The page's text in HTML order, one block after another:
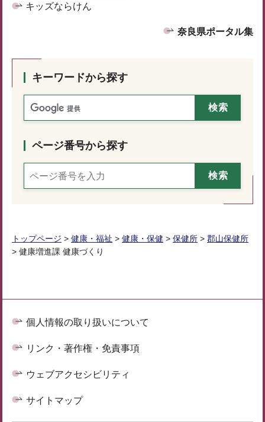
キッズならけん
奈良県ポータル集
キーワードから探す
ページ番号から探す
トップページ > 健康・福祉 > 健康・保健 > 保健所 > 郡山保健所
> 健康増進課 健康づくり
個人情報の取り扱いについて
リンク・著作権・免責事項
ウェブアクセシビリティ
サイトマップ